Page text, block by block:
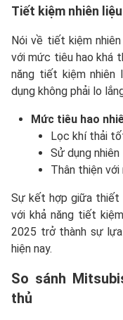
Tiết kiệm nhiên
Nói về tiết kiệm
với mức tiêu hao khá
năng tiết kiệm
dụng không phải lo
Mức tiêu hao
Lọc khí thải
Sử dụng nhiên
Thân thiện
Sự kết hợp giữa thiết
với khả năng tiết
2025 trở thành sự
hiện nay.
So sánh
thủ